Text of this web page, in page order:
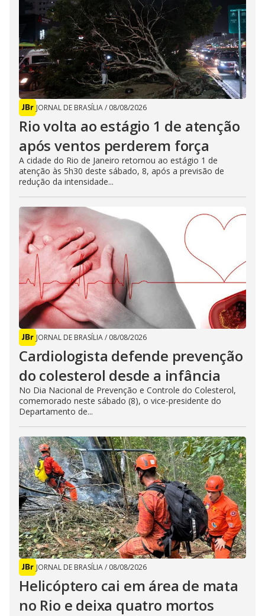
JORNAL DE BRASÍLIA/ 08/08/2026
Rio volta ao estágio 1 de atenção
após ventos perderem força
A cidade do Rio de Janeiro retornou ao estágio 1 de
atenção às 5h30 deste sábado, 8, após a previsão de
redução da intensidade...
JORNAL DE BRASÍLIA/ 08/08/2026
Cardiologista defende prevenção
do colesterol desde a infância
No Dia Nacional de Prevenção e Controle do Colesterol,
comemorado neste sábado (8), o vice-presidente do
Departamento de...
JORNAL DE BRASÍLIA/ 08/08/2026
Helicóptero cai em área de mata
no Rio e deixa quatro mortos